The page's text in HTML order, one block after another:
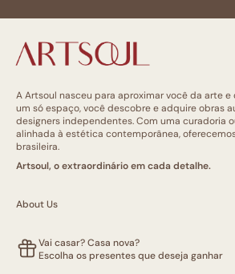
A Artsoul nasceu para aproximar você da arte e
um só espaço, você descobre e adquire obras
designers independentes. Com uma curadoria
alinhada à estética contemporânea,
brasileira.
Artsoul, o extraordinário em cada detalhe.
About Us
Vai casar? Casa nova?
Escolha os presentes que deseja ganhar